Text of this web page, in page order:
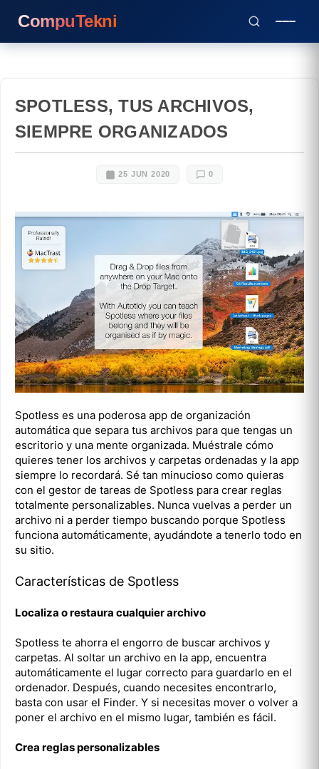
CompuTekni
SPOTLESS, TUS ARCHIVOS,
SIEMPRE ORGANIZADOS
25 JUN 2020 0
Spotless es una poderosa app de organización
automática que separa tus archivos para que tengas un
escritorio y una mente organizada. Muéstrale cómo
quieres tener los archivos y carpetas ordenadas y la app
siempre lo recordará. Sé tan minucioso como quieras
con el gestor de tareas de Spotless para crear reglas
totalmente personalizables. Nunca vuelvas a perder un
archivo ni a perder tiempo buscando porque Spotless
funciona automáticamente, ayudándote a tenerlo todo en
su sitio.
Características de Spotless
Localiza o restaura cualquier archivo
Spotless te ahorra el engorro de buscar archivos y
carpetas. Al soltar un archivo en la app, encuentra
automáticamente el lugar correcto para guardarlo en el
ordenador. Después, cuando necesites encontrarlo,
basta con usar el Finder. Y si necesitas mover o volver a
poner el archivo en el mismo lugar, también es fácil.
Crea reglas personalizables